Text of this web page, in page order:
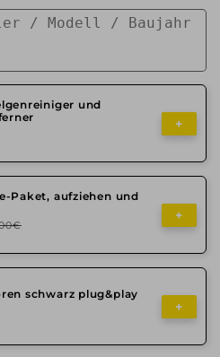
und
+
Paket, aufziehen und
+
schwarz plug&play
+